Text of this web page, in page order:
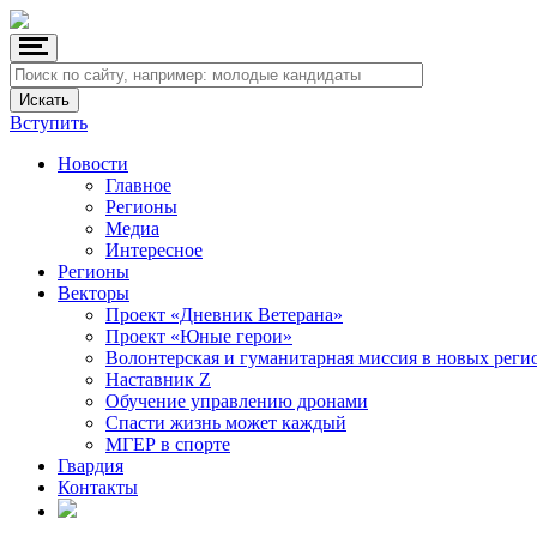
Вступить
Новости
Главное
Регионы
Медиа
Интересное
Регионы
Векторы
Проект «Дневник Ветерана»
Проект «Юные герои»
Волонтерская и гуманитарная миссия в новых
Наставник Z
Обучение управлению дронами
Спасти жизнь может каждый
МГЕР в спорте
Гвардия
Контакты